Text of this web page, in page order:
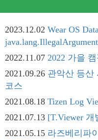
2023.12.02 Wear OS
2022.11.07 2022 가을
2021.09.26 관악산 등산
코스
2021.08.18 Tizen Log
2021.07.13 [T.Viewer 개
2021.05.15 라즈베리파